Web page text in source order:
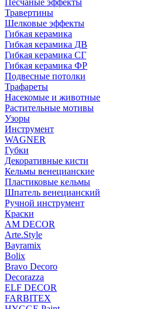
Травертины
Шелковые эффекты
Гибкая керамика
Гибкая керамика ДВ
Гибкая керамика СГ
Гибкая керамика ФР
Подвесные потолки
Трафареты
Насекомые и животные
Растительные мотивы
Узоры
Инструмент
WAGNER
Губки
Декоративные кисти
Кельмы венецианские
Пластиковые кельмы
Шпатель венецианский
Ручной инструмент
Краски
AM DECOR
Arte.Style
Bayramix
Bolix
Bravo Decoro
Decorazza
ELF DECOR
FARBITEX